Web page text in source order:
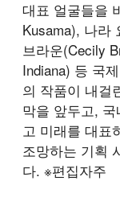
대표 얼굴들을
Kusama), 나라
브라운(Cecily
Indiana) 등 국
의 작품이 내걸
막을 앞두고,
고 미래를 대표
조망하는 기획
다. ※편집자주